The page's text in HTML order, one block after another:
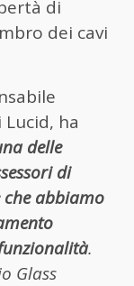
di
dei cavi
ha
delle
di
abbiamo
.
Glass